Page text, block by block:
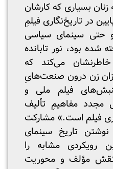
زنان بسیاری که کارشان
در تاریخ‌نگاری فیلمِ
و حتی سینمای سیاسی
شده بود، نور تابانده
می‌کند که
زن درون صنعت‌هایِ
فیلم ملی و
مجدد مفاهیمِ تألیف
فیلم است.» مشارکت
تاریخ سینمای
رویکردی مشابه را
مؤلف و محوریت